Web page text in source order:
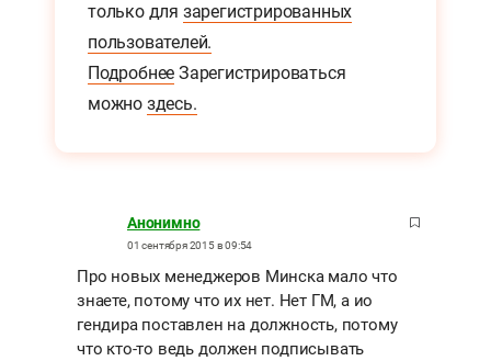
только для зарегистрированных
пользователей.
Подробнее Зарегистрироваться
можно здесь.
Анонимно
01 сентября 2015 в 09:54
Про новых менеджеров Минска мало что
знаете, потому что их нет. Нет ГМ, а ио
гендира поставлен на должность, потому
что кто-то ведь должен подписывать